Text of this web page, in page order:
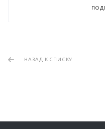
НАЗАД К СПИСКУ